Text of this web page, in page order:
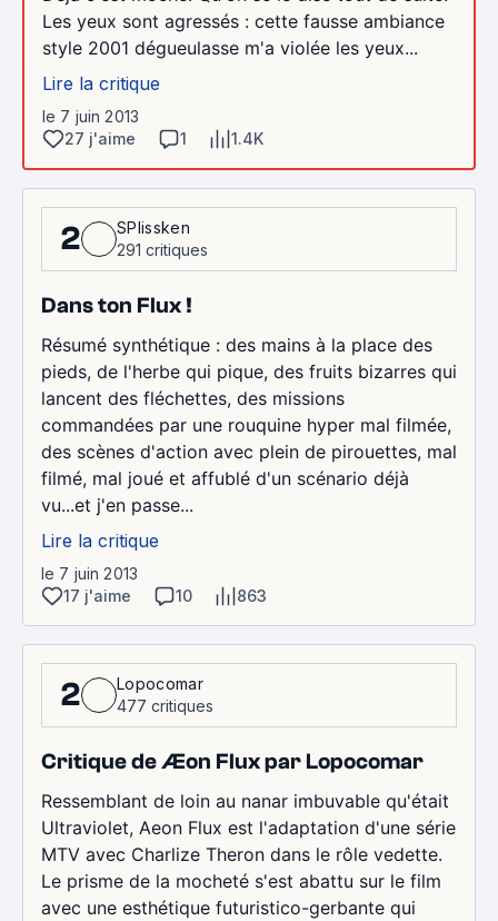
Les yeux sont agressés : cette fausse ambiance
style 2001 dégueulasse m'a violée les yeux...
Lire la critique
le 7 juin 2013
27 j'aime
1 1.4K
2
SPlissken
291 critiques
Dans ton Flux !
Résumé synthétique : des mains à la place des
pieds, de l'herbe qui pique, des fruits bizarres qui
lancent des fléchettes, des missions
commandées par une rouquine hyper mal filmée,
des scènes d'action avec plein de pirouettes, mal
filmé, mal joué et affublé d'un scénario déjà
vu...et j'en passe...
Lire la critique
le 7 juin 2013
17 j'aime
10 863
2
Lopocomar
477 critiques
Critique de Æon Flux par Lopocomar
Ressemblant de loin au nanar imbuvable qu'était
Ultraviolet, Aeon Flux est l'adaptation d'une série
MTV avec Charlize Theron dans le rôle vedette.
Le prisme de la mocheté s'est abattu sur le film
avec une esthétique futuristico-gerbante qui